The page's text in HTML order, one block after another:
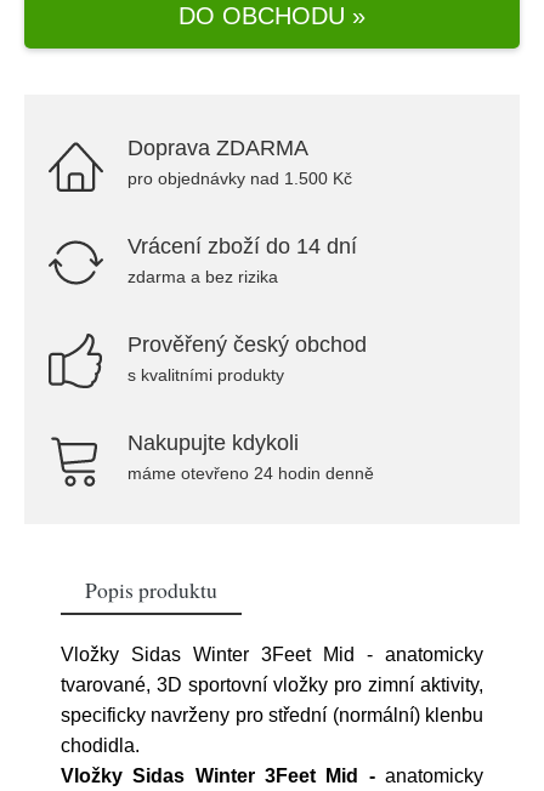
DO OBCHODU »
Doprava ZDARMA
pro objednávky nad 1.500 Kč
Vrácení zboží do 14 dní
zdarma a bez rizika
Prověřený český obchod
s kvalitními produkty
Nakupujte kdykoli
máme otevřeno 24 hodin denně
Popis produktu
Vložky Sidas Winter 3Feet Mid - anatomicky
tvarované, 3D sportovní vložky pro zimní aktivity,
specificky navrženy pro střední (normální) klenbu
chodidla.
Vložky Sidas Winter 3Feet Mid - anatomicky